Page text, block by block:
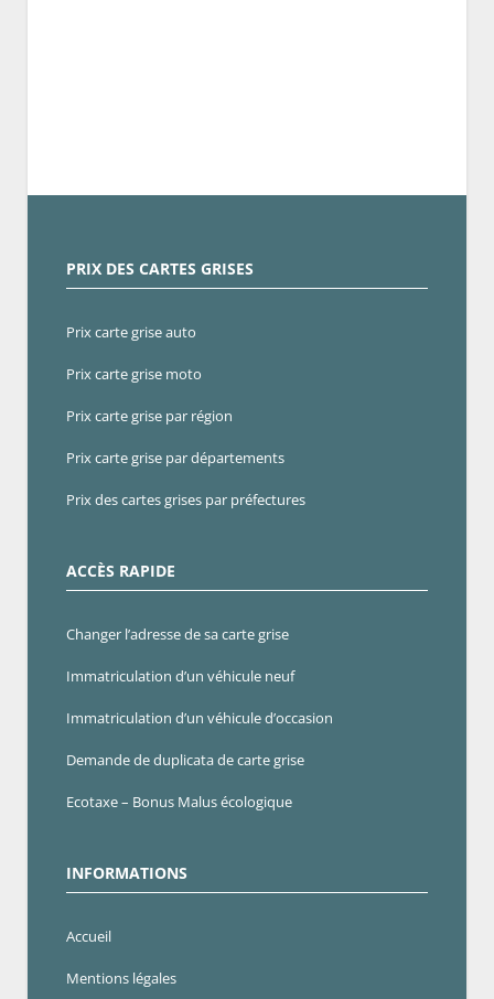
PRIX DES CARTES GRISES
Prix carte grise auto
Prix carte grise moto
Prix carte grise par région
Prix carte grise par départements
Prix des cartes grises par préfectures
ACCÈS RAPIDE
Changer l’adresse de sa carte grise
Immatriculation d’un véhicule neuf
Immatriculation d’un véhicule d’occasion
Demande de duplicata de carte grise
Ecotaxe – Bonus Malus écologique
INFORMATIONS
Accueil
Mentions légales